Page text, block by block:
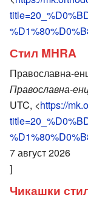
Стил MHRA
Православна-
Православна-
UTC, <https://
7 август 2026
]
Чикашки